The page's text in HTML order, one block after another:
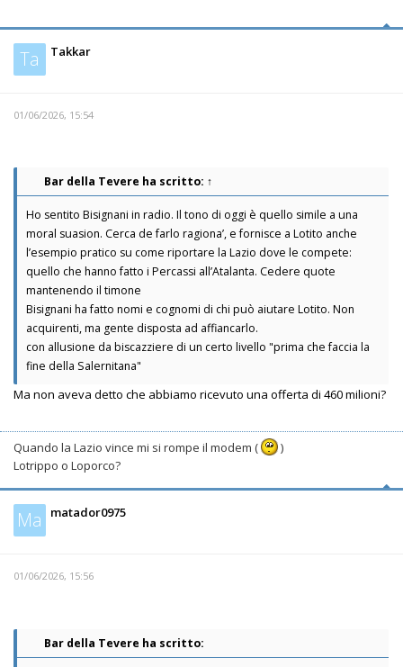
Ta Takkar
01/06/2026, 15:54
Bar della Tevere ha scritto: ↑
Ho sentito Bisignani in radio. Il tono di oggi è quello simile a una
moral suasion. Cerca de farlo ragiona’, e fornisce a Lotito anche
l’esempio pratico su come riportare la Lazio dove le compete:
quello che hanno fatto i Percassi all’Atalanta. Cedere quote
mantenendo il timone
Bisignani ha fatto nomi e cognomi di chi può aiutare Lotito. Non
acquirenti, ma gente disposta ad affiancarlo.
con allusione da biscazziere di un certo livello "prima che faccia la
fine della Salernitana"
Ma non aveva detto che abbiamo ricevuto una offerta di 460 milioni?
Quando la Lazio vince mi si rompe il modem (
)
Lotrippo o Loporco?
Ma matador0975
01/06/2026, 15:56
Bar della Tevere ha scritto: